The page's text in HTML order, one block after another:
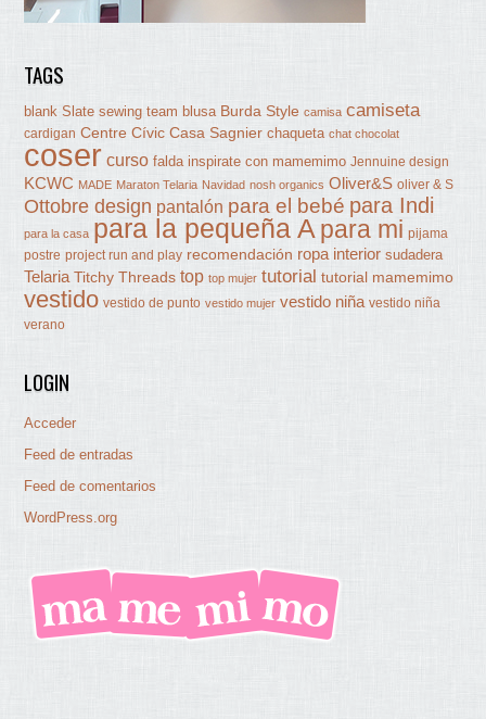
TAGS
blank Slate sewing team blusa Burda Style camisa camiseta
cardigan Centre Cívic Casa Sagnier chaqueta chat chocolat
coser curso falda inspirate con mamemimo Jennuine design
KCWC MADE Maraton Telaria Navidad nosh organics Oliver&S oliver & S
Ottobre design pantalón para el bebé para Indi
para la casa para la pequeña A para mi pijama
postre project run and play recomendación ropa interior sudadera
Telaria Titchy Threads top top mujer tutorial tutorial mamemimo
vestido vestido de punto vestido mujer vestido niña vestido niña
verano
LOGIN
Acceder
Feed de entradas
Feed de comentarios
WordPress.org